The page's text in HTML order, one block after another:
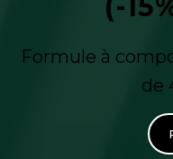
(-
Formule à
de